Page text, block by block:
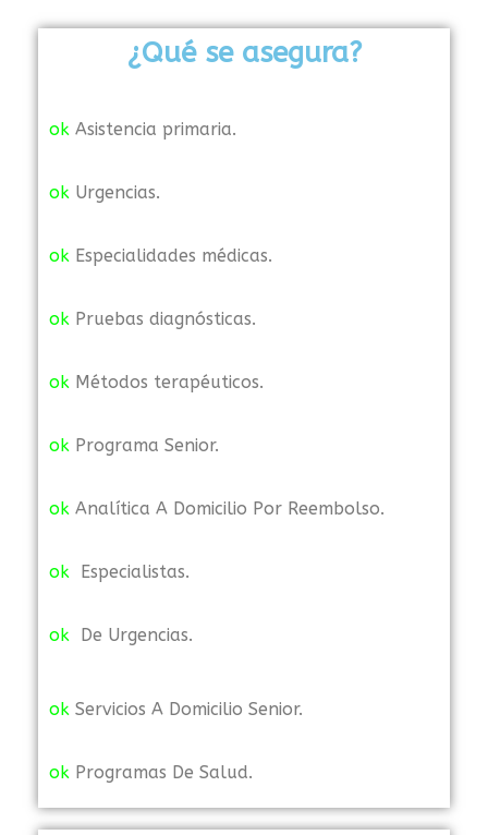
¿Qué se asegura?
ok Asistencia primaria.
ok Urgencias.
ok Especialidades médicas.
ok Pruebas diagnósticas.
ok Métodos terapéuticos.
ok Programa Senior.
ok Analítica A Domicilio Por Reembolso.
ok Especialistas.
ok De Urgencias.
ok Servicios A Domicilio Senior.
ok Programas De Salud.